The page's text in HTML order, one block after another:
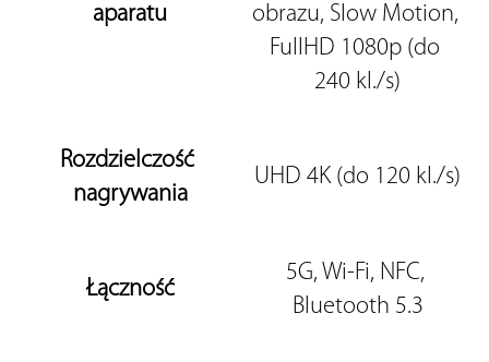
aparatu
obrazu, Slow Motion,
FullHD 1080p (do
240 kl./s)
Rozdzielczość
nagrywania
UHD 4K (do 120 kl./s)
Łączność
5G, Wi-Fi, NFC,
Bluetooth 5.3